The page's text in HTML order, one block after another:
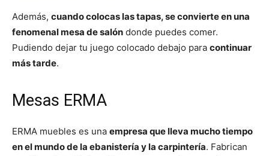
Además, cuando colocas las tapas, se convierte en una
fenomenal mesa de salón donde puedes comer.
Pudiendo dejar tu juego colocado debajo para continuar
más tarde.
Mesas ERMA
ERMA muebles es una empresa que lleva mucho tiempo
en el mundo de la ebanistería y la carpintería. Fabrican